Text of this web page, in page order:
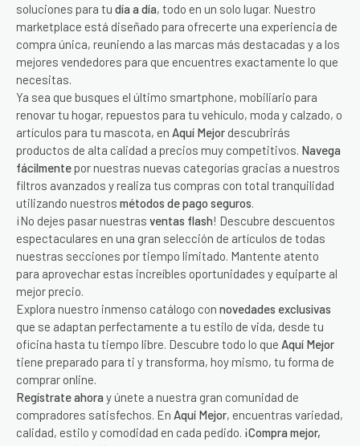
soluciones para tu día a día, todo en un solo lugar. Nuestro
marketplace está diseñado para ofrecerte una experiencia de
compra única, reuniendo a las marcas más destacadas y a los
mejores vendedores para que encuentres exactamente lo que
necesitas.
Ya sea que busques el último smartphone, mobiliario para
renovar tu hogar, repuestos para tu vehículo, moda y calzado, o
artículos para tu mascota, en Aquí Mejor descubrirás
productos de alta calidad a precios muy competitivos. Navega
fácilmente por nuestras nuevas categorías gracias a nuestros
filtros avanzados y realiza tus compras con total tranquilidad
utilizando nuestros métodos de pago seguros.
¡No dejes pasar nuestras ventas flash! Descubre descuentos
espectaculares en una gran selección de artículos de todas
nuestras secciones por tiempo limitado. Mantente atento
para aprovechar estas increíbles oportunidades y equiparte al
mejor precio.
Explora nuestro inmenso catálogo con novedades exclusivas
que se adaptan perfectamente a tu estilo de vida, desde tu
oficina hasta tu tiempo libre. Descubre todo lo que Aquí Mejor
tiene preparado para ti y transforma, hoy mismo, tu forma de
comprar online.
Regístrate ahora y únete a nuestra gran comunidad de
compradores satisfechos. En Aquí Mejor, encuentras variedad,
calidad, estilo y comodidad en cada pedido. ¡Compra mejor,